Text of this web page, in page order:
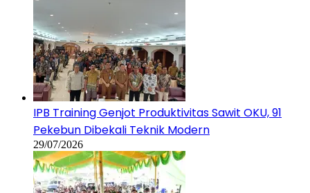
IPB Training Genjot Produktivitas Sawit OKU, 91
Pekebun Dibekali Teknik Modern
29/07/2026